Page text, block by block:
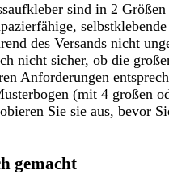
sind in 2
des Versands nicht
nicht sicher, ob die
Anforderungen
(mit 4 großen
Sie sie aus, bevor
gemacht